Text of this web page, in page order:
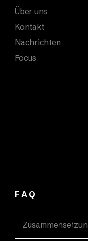
Über uns
Kontakt
Nachrichten
Focus
FAQ